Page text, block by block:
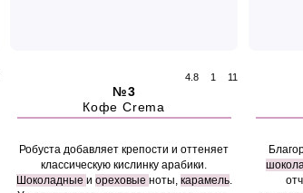
4.8 1 11
№3
Кофе Crema
Робуста добавляет крепости и оттеняет
классическую кислинку арабики.
Шоколадные и ореховые ноты, карамель.